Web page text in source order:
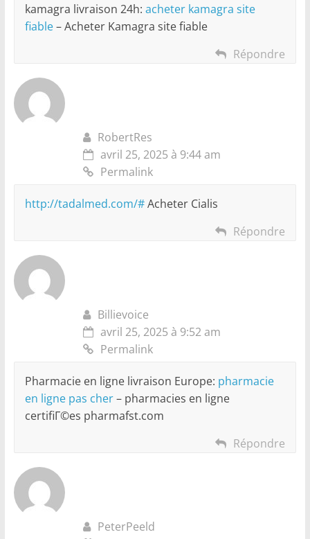
kamagra livraison 24h: acheter kamagra site
fiable– Acheter Kamagra site fiable
Répondre
RobertRes
avril 25, 2025 à 9:44 am
Permalink
http://tadalmed.com/#Acheter Cialis
Répondre
Billievoice
avril 25, 2025 à 9:52 am
Permalink
Pharmacie en ligne livraison Europe: pharmacie
en ligne pas cher– pharmacies en ligne
certifiГ©es pharmafst.com
Répondre
PeterPeeld